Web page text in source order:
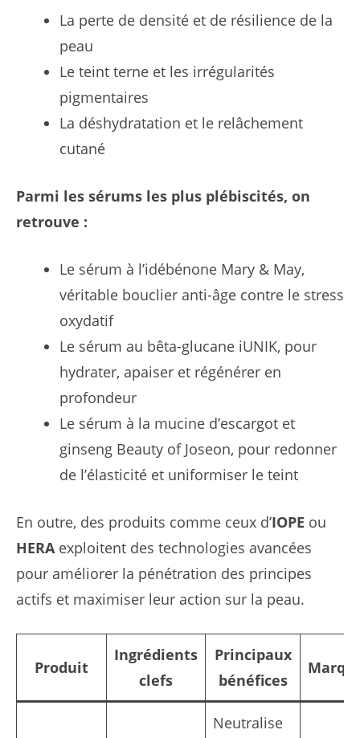
La perte de densité et de résilience de la
peau
Le teint terne et les irrégularités
pigmentaires
La déshydratation et le relâchement
cutané
Parmi les sérums les plus plébiscités, on
retrouve :
Le sérum à l’idébénone Mary & May,
véritable bouclier anti-âge contre le stress
oxydatif
Le sérum au bêta-glucane iUNIK, pour
hydrater, apaiser et régénérer en
profondeur
Le sérum à la mucine d’escargot et
ginseng Beauty of Joseon, pour redonner
de l’élasticité et uniformiser le teint
En outre, des produits comme ceux d’IOPE ou
HERAexploitent des technologies avancées
pour améliorer la pénétration des principes
actifs et maximiser leur action sur la peau.
Produit
Ingrédients
clefs
Principaux
bénéfices
Neutralise